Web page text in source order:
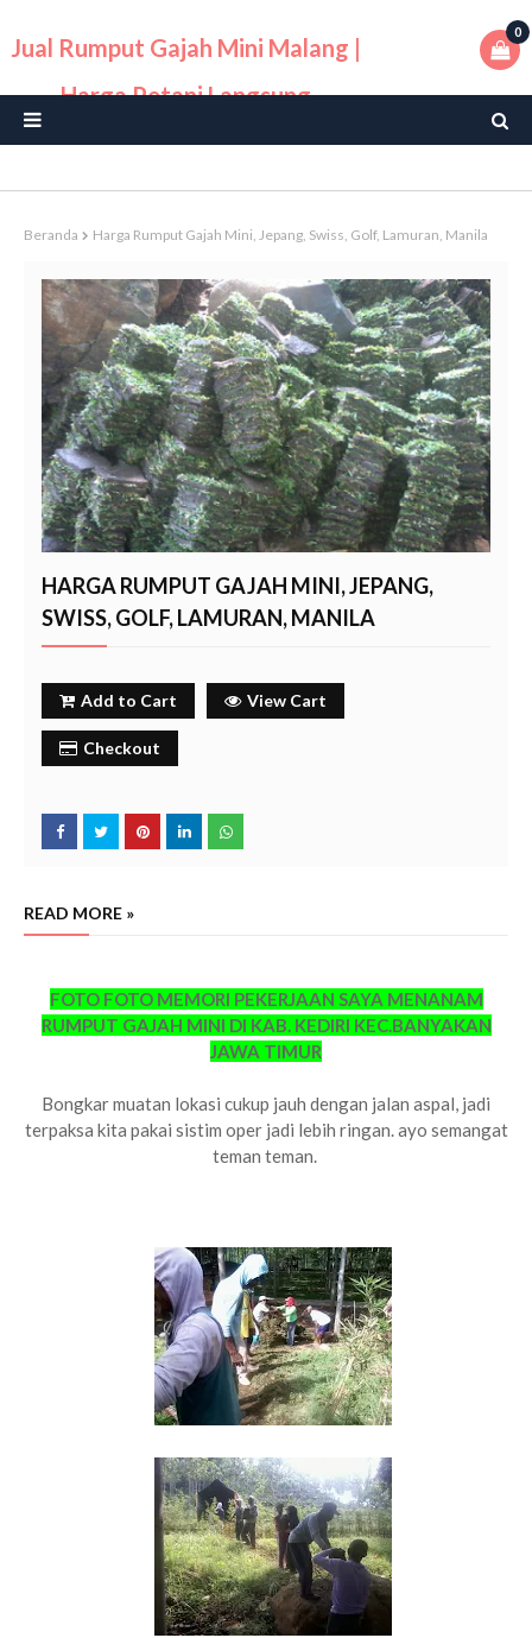
Jual Rumput Gajah Mini Malang |
Harga Petani Langsung
0
Beranda Harga Rumput Gajah Mini, Jepang, Swiss, Golf, Lamuran, Manila
HARGA RUMPUT GAJAH MINI, JEPANG,
SWISS, GOLF, LAMURAN, MANILA
Add to Cart View Cart
Checkout
READ MORE »
FOTO FOTO MEMORI PEKERJAAN SAYA MENANAM
RUMPUT GAJAH MINI DI KAB. KEDIRI KEC.BANYAKAN
JAWA TIMUR
Bongkar muatan lokasi cukup jauh dengan jalan aspal, jadi
terpaksa kita pakai sistim oper jadi lebih ringan. ayo semangat
teman teman.